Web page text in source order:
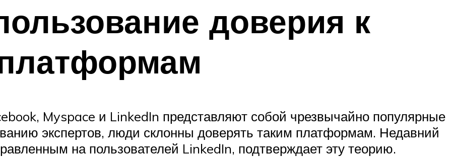
доверия к
Myspace и LinkedIn представляют собой чрезвычайно популярные
экспертов, люди склонны доверять таким платформам. Недавний
на пользователей LinkedIn, подтверждает эту теорию.